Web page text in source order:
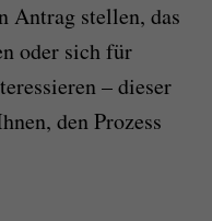
Antrag stellen, das
oder sich für
– dieser
den Prozess